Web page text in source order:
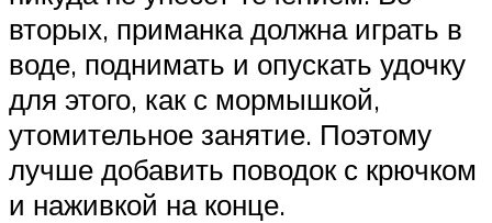
вторых, приманка должна играть в
воде, поднимать и опускать удочку
для этого, как с мормышкой,
утомительное занятие. Поэтому
лучше добавить поводок с крючком
и наживкой на конце.